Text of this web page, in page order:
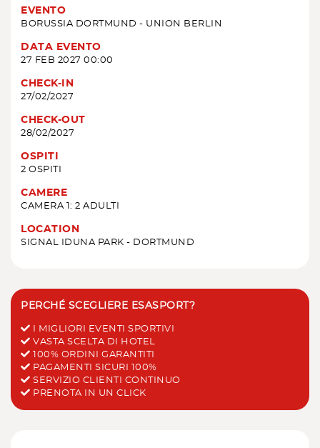
EVENTO
BORUSSIA DORTMUND - UNION BERLIN
DATA EVENTO
27 FEB 2027 00:00
CHECK-IN
27/02/2027
CHECK-OUT
28/02/2027
OSPITI
2 OSPITI
CAMERE
CAMERA 1: 2 ADULTI
LOCATION
SIGNAL IDUNA PARK - DORTMUND
PERCHÉ SCEGLIERE ESASPORT?
I MIGLIORI EVENTI SPORTIVI
VASTA SCELTA DI HOTEL
100% ORDINI GARANTITI
PAGAMENTI SICURI 100%
SERVIZIO CLIENTI CONTINUO
PRENOTA IN UN CLICK